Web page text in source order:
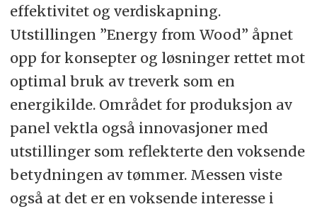
effektivitet og verdiskapning.
Utstillingen ”Energy from Wood” åpnet
opp for konsepter og løsninger rettet mot
optimal bruk av treverk som en
energikilde. Området for produksjon av
panel vektla også innovasjoner med
utstillinger som reflekterte den voksende
betydningen av tømmer. Messen viste
også at det er en voksende interesse i